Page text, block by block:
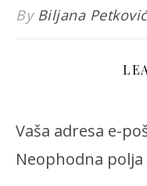
By Biljana Petković
Vaša adresa e-
Neophodna